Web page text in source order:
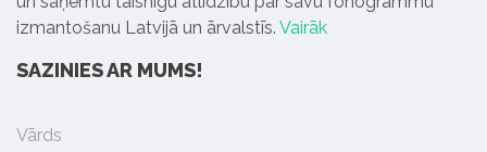
izmantošanu Latvijā un ārvalstīs. Vairāk
SAZINIES AR MUMS!
Vārds